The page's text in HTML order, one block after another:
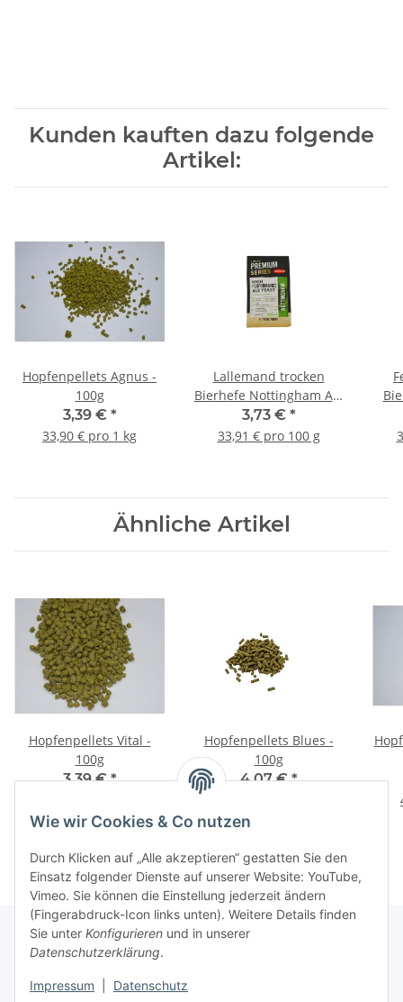
Wie wir Cookies & Co nutzen
Durch Klicken auf „Alle akzeptieren“ gestatten Sie den
Einsatz folgender Dienste auf unserer Website: YouTube,
Vimeo. Sie können die Einstellung jederzeit ändern
(Fingerabdruck-Icon links unten). Weitere Details finden
Sie unter Konfigurieren und in unserer
Datenschutzerklärung.
Impressum Datenschutz
Kunden kauften dazu folgende
Artikel:
Hopfenpellets Agnus -
100g
3,39 € *
33,90 € pro 1 kg
Lallemand trocken
Bierhefe Nottingham Ale
- 11g
3,73 € *
33,91 € pro 100 g
Ähnliche Artikel
Hopfenpellets Vital -
100g
3,39 €*
Hopfenpellets Blues -
100g
4,07 €*